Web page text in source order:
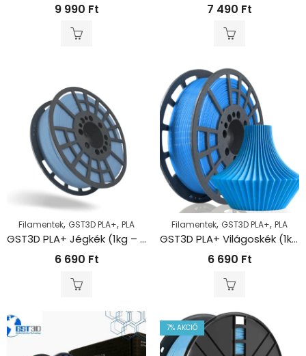
9 990 Ft 7 490 Ft
Filamentek, GST3D PLA+, PLA
GST3D PLA+ Jégkék (1kg – 1,75mm)
6 690 Ft
Filamentek, GST3D PLA+, PLA
GST3D PLA+ Világoskék (1kg – 1,75mm)
6 690 Ft
7% AKCIÓ